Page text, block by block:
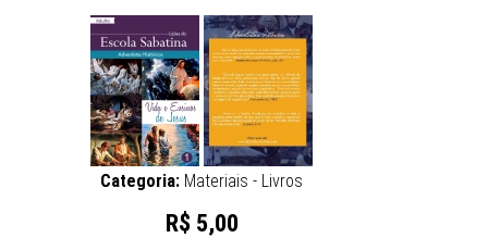
Categoria: Materiais - Livros
R$ 5,00